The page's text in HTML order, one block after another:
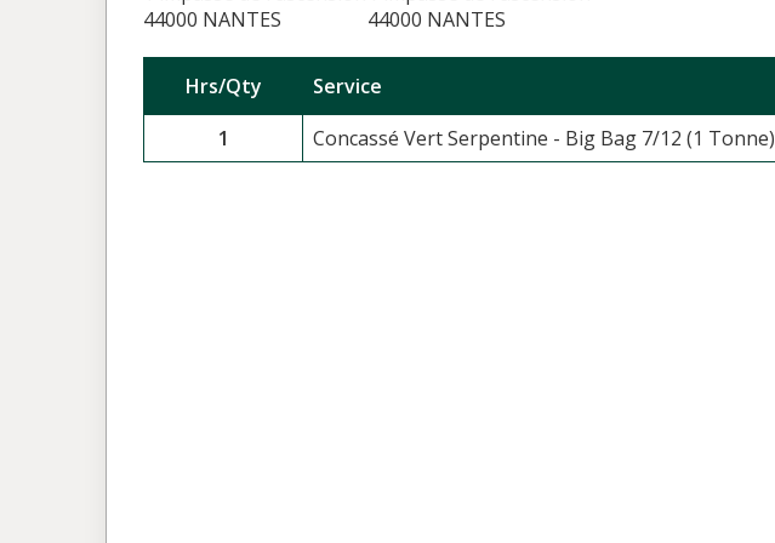
44000 NANTES
44000 NANTES
Hrs/Qty Service
1
Concassé Vert Serpentine - Big Bag 7/12 (1 Tonne)